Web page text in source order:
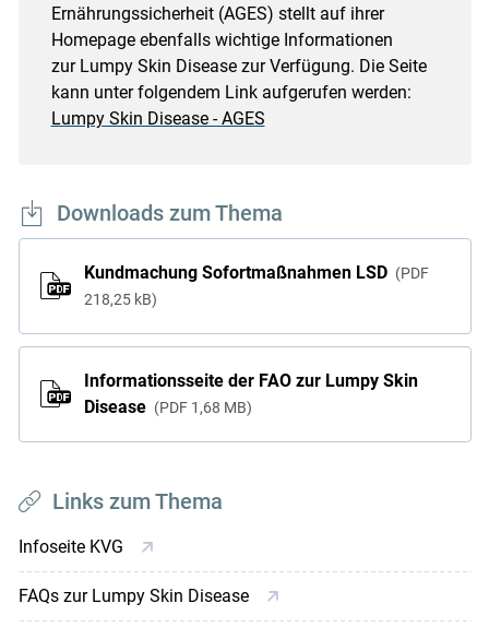
Ernährungssicherheit (AGES) stellt auf ihrer
Homepage ebenfalls wichtige Informationen
zur Lumpy Skin Disease zur Verfügung. Die Seite
kann unter folgendem Link aufgerufen werden:
Lumpy Skin Disease - AGES
Downloads zum Thema
Kundmachung Sofortmaßnahmen LSD
PDF
218,25 kB
Informationsseite der FAO zur Lumpy Skin
Disease
PDF 1,68 MB
Links zum Thema
Infoseite KVG
FAQs zur Lumpy Skin Disease